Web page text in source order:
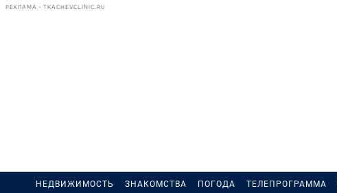
РЕКЛАМА • TKACHEVCLINIC.RU
НЕДВИЖИМОСТЬ ЗНАКОМСТВА ПОГОДА ТЕЛЕПРОГРАММА